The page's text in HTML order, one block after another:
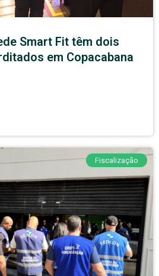
Smart Fit têm dois
em Copacabana
Fiscalização